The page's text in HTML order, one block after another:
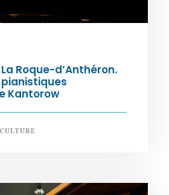
Roque-d’Anthéron.
Kantorow
CULTURE